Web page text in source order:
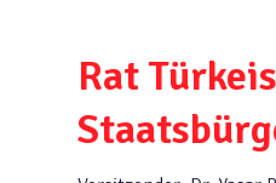
Rat